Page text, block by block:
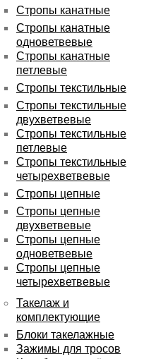
Стропы канатные
Стропы канатные
одноветвевые
Стропы канатные
петлевые
Стропы текстильные
Стропы текстильные
двухветвевые
Стропы текстильные
петлевые
Стропы текстильные
четырехветвевые
Стропы цепные
Стропы цепные
двухветвевые
Стропы цепные
одноветвевые
Стропы цепные
четырехветвевые
Такелаж и
комплектующие
Блоки такелажные
Зажимы для тросов